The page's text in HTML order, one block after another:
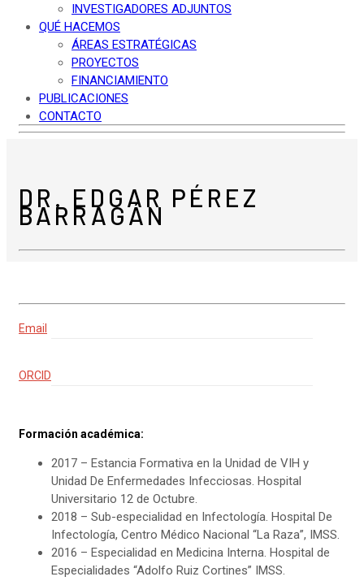
INVESTIGADORES ADJUNTOS
QUÉ HACEMOS
ÁREAS ESTRATÉGICAS
PROYECTOS
FINANCIAMIENTO
PUBLICACIONES
CONTACTO
DR. EDGAR PÉREZ
BARRAGÁN
Email
ORCID
Formación académica:
2017 – Estancia Formativa en la Unidad de VIH y
Unidad De Enfermedades Infecciosas. Hospital
Universitario 12 de Octubre.
2018 – Sub-especialidad en Infectología. Hospital De
Infectología, Centro Médico Nacional “La Raza”, IMSS.
2016 – Especialidad en Medicina Interna. Hospital de
Especialidades “Adolfo Ruiz Cortines” IMSS.